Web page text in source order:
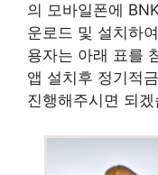
의 모바일폰에
운로드 및 설치하
용자는 아래 표를
앱 설치후 정기적
진행해주시면 되